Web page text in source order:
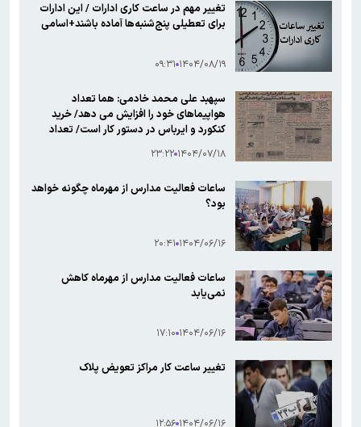
تغییر مهم در ساعت کاری ادارات / این ادارات
برای تعطیلی پنج‌شنبه‌ها آماده باشند+اسامی
۱۴۰۴/۰۸/۱۹ ۰۹:۳۱
سپهبد علی محمد خادمی: هما تعداد
هواپیماهای خود را افزایش می دهد/ خرید
کنکورد و ایرباس در دستور کار است/ تعداد
رسد
۱۴۰۴/۰۷/۱۸ ۲۳:۲۲
ساعات فعالیت مدارس از مهرماه چگونه خواهد
بود؟
۱۴۰۴/۰۶/۱۶ ۲۰:۴۱
ساعات فعالیت مدارس از مهرماه کاهش
نمی‌یابد
۱۴۰۴/۰۶/۱۶ ۱۷:۱۰
تغییر ساعت کار مراکز تعویض پلاک
۱۴۰۴/۰۶/۱۶ ۱۲:۵۶